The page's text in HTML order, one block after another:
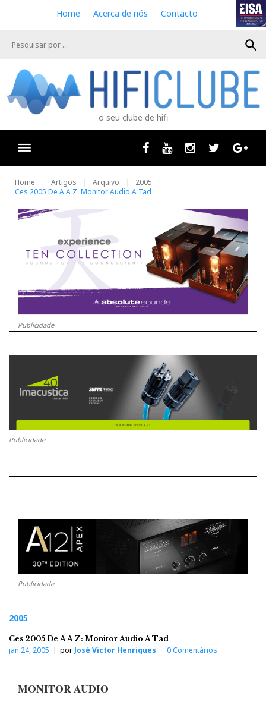
e
Home Acerca de nós Contacto
search
o seu clube de hifi
Facebook
Youtube InstagramTwitter
Home Artigos Arquivo
2005
Ces 2005 De A A Z: Monitor Audio A Tad
Publicidade
Publicidade
Publicidade
2005
Ces 2005 De A A Z: Monitor Audio A Tad
jan 24, 2005 por José Victor Henriques 0 Comentários
MONITOR AUDIO